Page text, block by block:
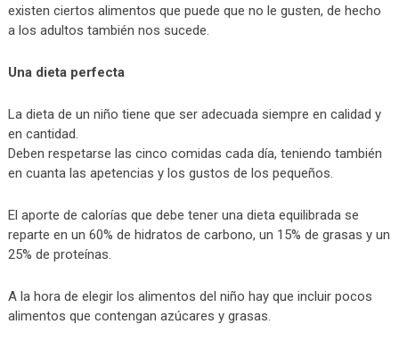
existen ciertos alimentos que puede que no le gusten, de hecho
a los adultos también nos sucede.
Una dieta perfecta
La dieta de un niño tiene que ser adecuada siempre en calidad y
en cantidad.
Deben respetarse las cinco comidas cada día, teniendo también
en cuanta las apetencias y los gustos de los pequeños.
El aporte de calorías que debe tener una dieta equilibrada se
reparte en un 60% de hidratos de carbono, un 15% de grasas y un
25% de proteínas.
A la hora de elegir los alimentos del niño hay que incluir pocos
alimentos que contengan azúcares y grasas.